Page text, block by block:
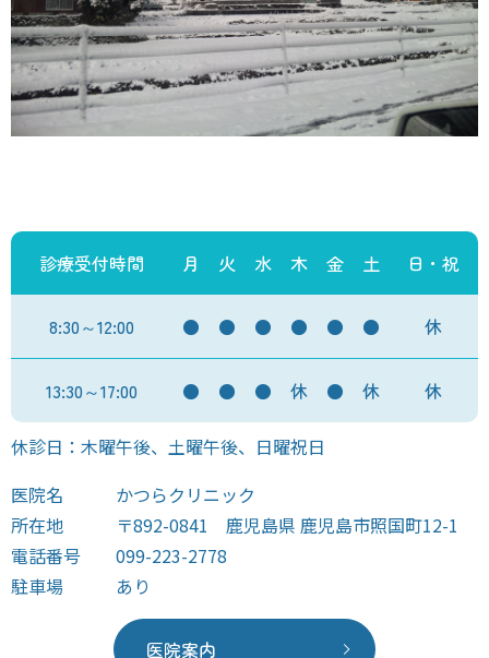
診療受付時間 月 火 水 木 金 土 日・祝
8:30～12:00 ● ● ● ● ● ● 休
13:30～17:00 ● ● ● 休 ● 休 休
休診日：木曜午後、土曜午後、日曜祝日
医院名
かつらクリニック
所在地
〒892-0841 鹿児島県 鹿児島市照国町12-1
電話番号
099-223-2778
駐車場
あり
医院案内